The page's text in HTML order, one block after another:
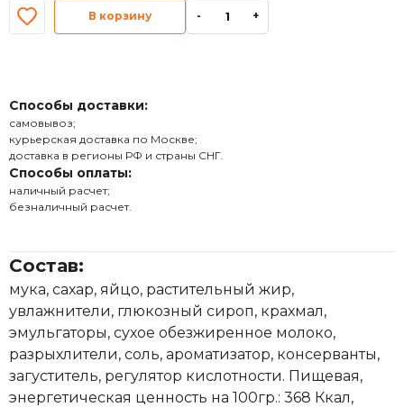
В корзину - +
Способы доставки:
самовывоз;
курьерская доставка по Москве;
доставка в регионы РФ и страны СНГ.
Способы оплаты:
наличный расчет;
безналичный расчет.
Состав:
мука, сахар, яйцо, растительный жир,
увлажнители, глюкозный сироп, крахмал,
эмульгаторы, сухое обезжиренное молоко,
разрыхлители, соль, ароматизатор, консерванты,
загуститель, регулятор кислотности. Пищевая,
энергетическая ценность на 100гр.: 368 Ккал,